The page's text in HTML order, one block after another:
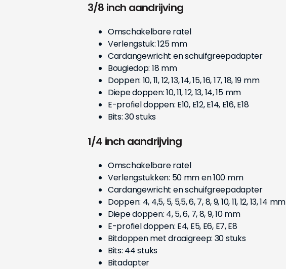
3/8 inch aandrijving
Omschakelbare ratel
Verlengstuk: 125 mm
Cardangewricht en schuifgreepadapter
Bougiedop: 18 mm
Doppen: 10, 11, 12, 13, 14, 15, 16, 17, 18, 19 mm
Diepe doppen: 10, 11, 12, 13, 14, 15 mm
E-profiel doppen: E10, E12, E14, E16, E18
Bits: 30 stuks
1/4 inch aandrijving
Omschakelbare ratel
Verlengstukken: 50 mm en 100 mm
Cardangewricht en schuifgreepadapter
Doppen: 4, 4,5, 5, 5,5, 6, 7, 8, 9, 10, 11, 12, 13, 14 mm
Diepe doppen: 4, 5, 6, 7, 8, 9, 10 mm
E-profiel doppen: E4, E5, E6, E7, E8
Bitdoppen met draaigreep: 30 stuks
Bits: 44 stuks
Bitadapter